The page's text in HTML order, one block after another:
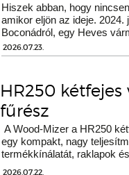
Hiszek abban, hogy
amikor eljön az ideje.
Boconádról, egy Heves
2026.07.23.
HR250
fűrész
A Wood-Mizer a HR250
egy kompakt, nagy
termékkínálatát, raklapok
2026.07.22.